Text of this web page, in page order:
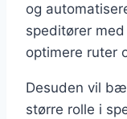
og
speditører
optimere ruter
Desuden vil
større rolle i